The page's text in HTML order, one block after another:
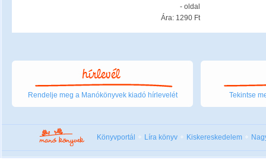
- oldal
Ára: 1290 Ft
Rendelje meg a Manókönyvek kiadó hírlevelét Tekintse
Könyvportál Líra könyv Kiskereskedelem